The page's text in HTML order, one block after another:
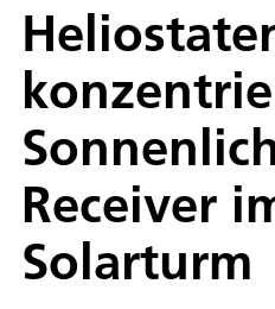
Receiver
Solarturm